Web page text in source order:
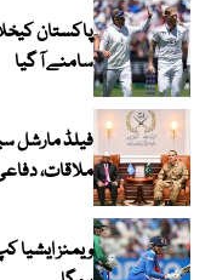
سامنے آ گیا
فیلڈ مارشل
ملاقات،